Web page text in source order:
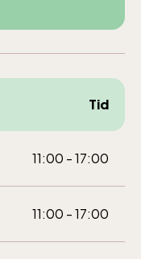
Tid
11:00 - 17:00
11:00 - 17:00